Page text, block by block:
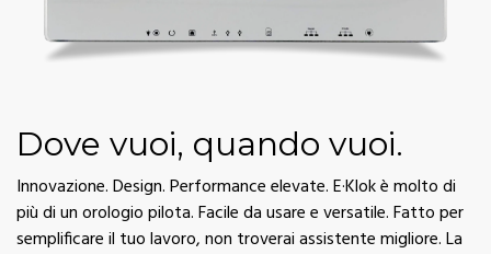
Dove vuoi, quando vuoi.
Innovazione. Design. Performance elevate. E·Klok è molto di
più di un orologio pilota. Facile da usare e versatile. Fatto per
semplificare il tuo lavoro, non troverai assistente migliore. La